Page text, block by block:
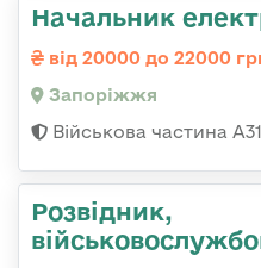
Начальник
від 20000 до 22000
Запоріжжя
Військова частина
Розвідник,